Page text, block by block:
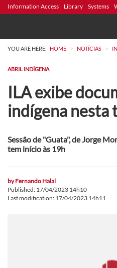
Information Access Library Systems
YOU ARE HERE: HOME > NOTÍCIAS >
ABRIL INDÍGENA
ILA exibe
indígena nesta
Sessão de "Guata", de Jorge
tem início às 19h
byFernando Halal
Published: 17/04/2023 14h10
Last modification: 17/04/2023 14h11